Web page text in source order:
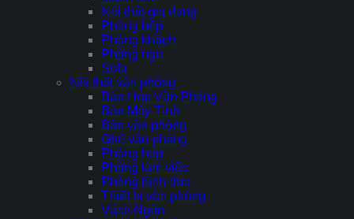
Nội thất gia dụng
Phòng bếp
Phòng khách
Phòng ngủ
Sofa
Nội thất văn phòng
Bàn Họp Văn Phòng
Bàn Máy Tính
Bàn văn phòng
Ghế văn phòng
Phòng họp
Phòng làm việc
Phòng lãnh đạo
Thiết bị văn phòng
Vách Ngăn